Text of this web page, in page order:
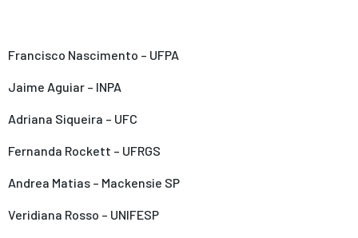
Francisco Nascimento – UFPA
Jaime Aguiar – INPA
Adriana Siqueira – UFC
Fernanda Rockett – UFRGS
Andrea Matias – Mackensie SP
Veridiana Rosso – UNIFESP